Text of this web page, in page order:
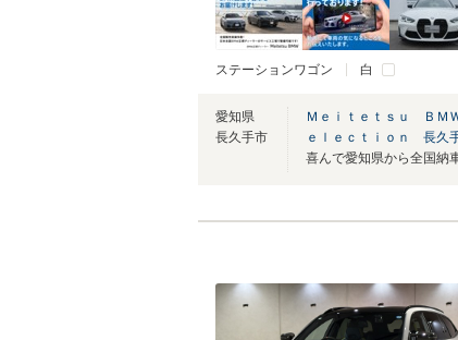
ステーションワゴン 白
愛知県
長久手市
Ｍｅｉｔｅｔｓｕ Ｂ
ｅｌｅｃｔｉｏｎ 長久